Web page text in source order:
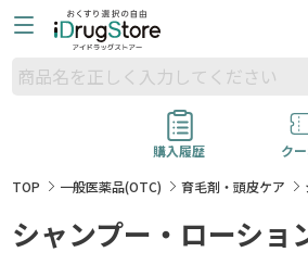
購入履歴
ク
TOP
一般医薬品(OTC) 育毛剤・頭皮ケア
シャンプー・ローショ